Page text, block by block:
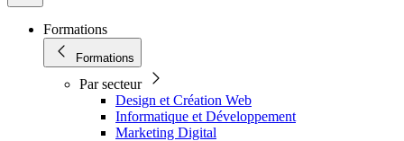
Formations
Formations
Par secteur
Design et Création Web
Informatique et Développement
Marketing Digital